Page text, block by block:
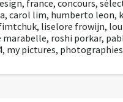
, france, concours,
, carol lim, humberto leon,
, liselore frowijn,
marabelle, roshi porkar,
, my pictures, photographies